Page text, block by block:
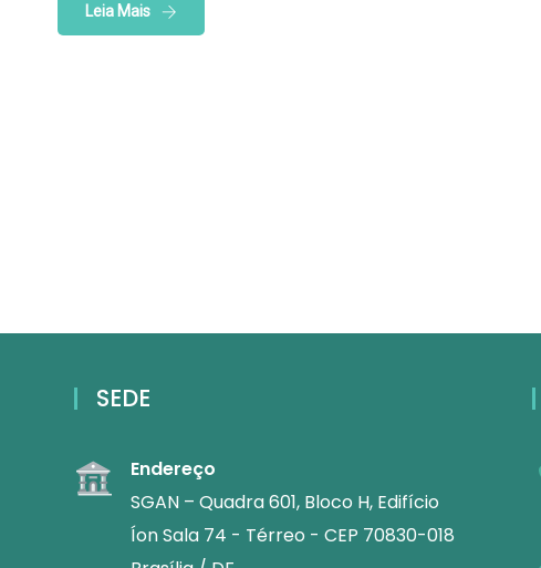
Leia Mais
SEDE
Endereço
SGAN – Quadra 601, Bloco H, Edifício
Íon Sala 74 - Térreo - CEP 70830-018